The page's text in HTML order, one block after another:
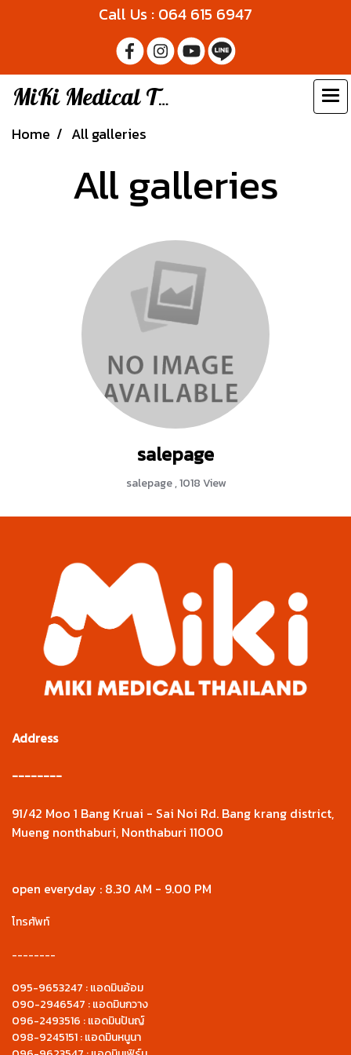
Call Us : 064 615 6947
MiKi Medical Thailand
Home All galleries
All galleries
salepage
salepage,1018 View
Address
--------
91/42 Moo 1 Bang Kruai - Sai Noi Rd. Bang krang district,
Mueng nonthaburi, Nonthaburi 11000
open everyday : 8.30 AM - 9.00 PM
โทรศัพท์
--------
095-9653247 : แอดมินอ้อม
090-2946547 : แอดมินกวาง
096-2493516 : แอดมินปันญ์
098-9245151 : แอดมินหนูนา